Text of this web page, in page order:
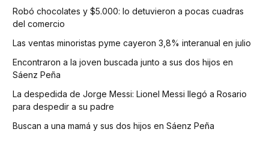
Robó chocolates y $5.000: lo detuvieron a pocas cuadras
del comercio
Las ventas minoristas pyme cayeron 3,8% interanual en julio
Encontraron a la joven buscada junto a sus dos hijos en
Sáenz Peña
La despedida de Jorge Messi: Lionel Messi llegó a Rosario
para despedir a su padre
Buscan a una mamá y sus dos hijos en Sáenz Peña